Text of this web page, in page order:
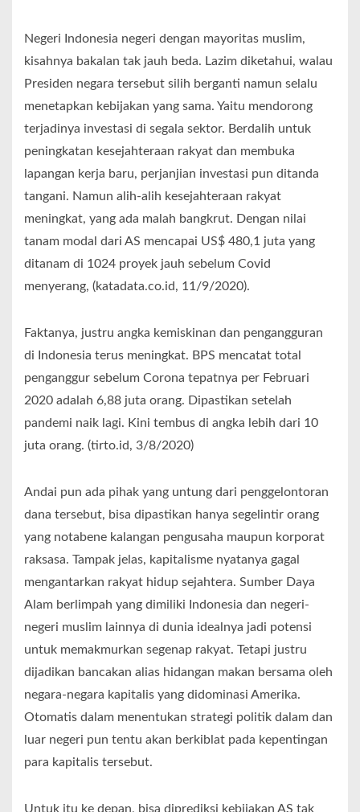
Negeri Indonesia negeri dengan mayoritas muslim,
kisahnya bakalan tak jauh beda. Lazim diketahui, walau
Presiden negara tersebut silih berganti namun selalu
menetapkan kebijakan yang sama. Yaitu mendorong
terjadinya investasi di segala sektor. Berdalih untuk
peningkatan kesejahteraan rakyat dan membuka
lapangan kerja baru, perjanjian investasi pun ditanda
tangani. Namun alih-alih kesejahteraan rakyat
meningkat, yang ada malah bangkrut. Dengan nilai
tanam modal dari AS mencapai US$ 480,1 juta yang
ditanam di 1024 proyek jauh sebelum Covid
menyerang, (katadata.co.id, 11/9/2020).
Faktanya, justru angka kemiskinan dan pengangguran
di Indonesia terus meningkat. BPS mencatat total
penganggur sebelum Corona tepatnya per Februari
2020 adalah 6,88 juta orang. Dipastikan setelah
pandemi naik lagi. Kini tembus di angka lebih dari 10
juta orang. (tirto.id, 3/8/2020)
Andai pun ada pihak yang untung dari penggelontoran
dana tersebut, bisa dipastikan hanya segelintir orang
yang notabene kalangan pengusaha maupun korporat
raksasa. Tampak jelas, kapitalisme nyatanya gagal
mengantarkan rakyat hidup sejahtera. Sumber Daya
Alam berlimpah yang dimiliki Indonesia dan negeri-
negeri muslim lainnya di dunia idealnya jadi potensi
untuk memakmurkan segenap rakyat. Tetapi justru
dijadikan bancakan alias hidangan makan bersama oleh
negara-negara kapitalis yang didominasi Amerika.
Otomatis dalam menentukan strategi politik dalam dan
luar negeri pun tentu akan berkiblat pada kepentingan
para kapitalis tersebut.
Untuk itu ke depan, bisa diprediksi kebijakan AS tak